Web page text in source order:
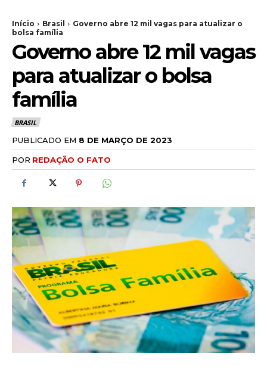
Início Brasil
Governo abre 12 mil vagas para atualizar o
bolsa família
Governo abre 12 mil vagas
para atualizar o bolsa
família
BRASIL
PUBLICADO EM 8 DE MARÇO DE 2023
POR REDAÇÃO O FATO